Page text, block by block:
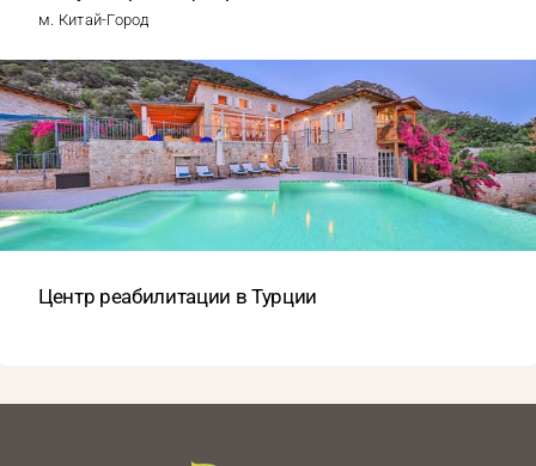
м. Китай-Город
Центр реабилитации в Турции